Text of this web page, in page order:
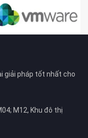
giải pháp tốt nhất cho
M12, Khu đô thị